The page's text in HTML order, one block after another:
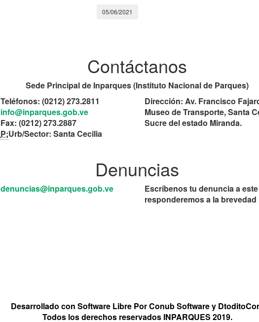
05/06/2021
Contáctanos
Sede Principal de Inparques (Instituto Nacional de Parques)
Teléfonos: (0212) 273.2811
info@inparques.gob.ve
Fax: (0212) 273.2887
P:Urb/Sector: Santa Cecilia
Dirección: Av. Francisco
Museo de Transporte, Santa
Sucre del estado Miranda.
Denuncias
denuncias@inparques.gob.ve
Escríbenos tu denuncia a
responderemos a la brevedad
Desarrollado con Software Libre Por Conub Software y
Todos los derechos reservados INPARQUES 2019.